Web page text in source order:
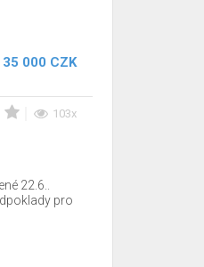
35 000 CZK
103x
22.6..
pro